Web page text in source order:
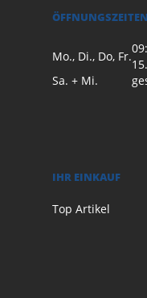
ÖFFNUNGSZEITEN
Mo., Di., Do, Fr.
Sa. + Mi.
IHR EINKAUF
Top Artikel